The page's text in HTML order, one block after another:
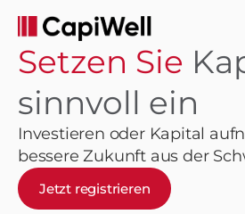
Setzen Sie
sinnvoll ein
Investieren oder Kapital
bessere Zukunft aus der
Jetzt registrieren